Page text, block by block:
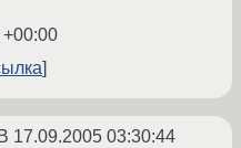
17.09.2005 03:30:44